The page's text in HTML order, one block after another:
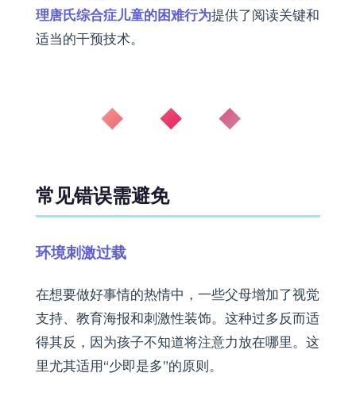
理唐氏综合症儿童的困难行为提供了阅读关键和
适当的干预技术。
◆ ◆ ◆
常见错误需避免
环境刺激过载
在想要做好事情的热情中，一些父母增加了视觉
支持、教育海报和刺激性装饰。这种过多反而适
得其反，因为孩子不知道将注意力放在哪里。这
里尤其适用“少即是多”的原则。